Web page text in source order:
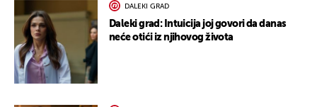
DALEKI GRAD
Daleki grad: Intuicija joj govori da danas
neće otići iz njihovog života